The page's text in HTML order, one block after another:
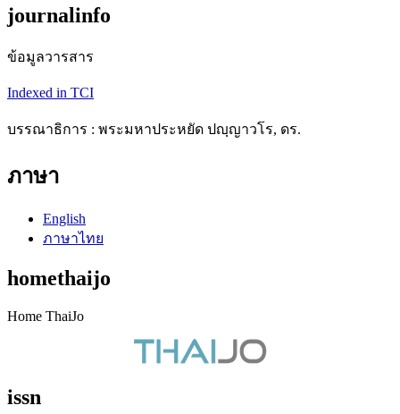
journalinfo
ข้อมูลวารสาร
Indexed in TCI
บรรณาธิการ : พระมหาประหยัด ปญฺญาวโร, ดร.
ภาษา
English
ภาษาไทย
homethaijo
Home ThaiJo
issn